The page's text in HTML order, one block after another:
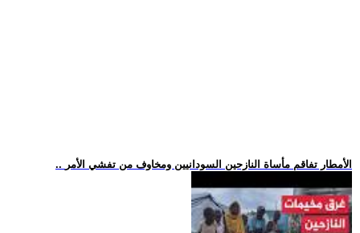
.. الأمطار تفاقم مأساة النازحين السودانيين ومخاوف من تفشي الأمر